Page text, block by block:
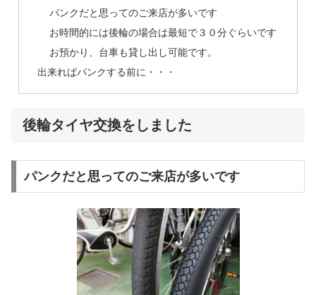
パンクだと思ってのご来店が多いです
お時間的には後輪の場合は最短で３０分ぐらいです
お預かり、台車も貸し出し可能です。
出来ればパンクする前に・・・
後輪タイヤ交換をしました
パンクだと思ってのご来店が多いです